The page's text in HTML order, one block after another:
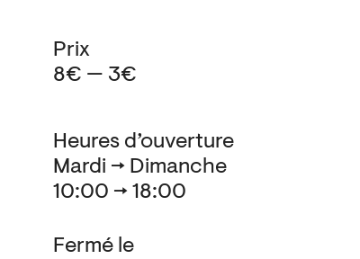
Heures d’ouverture
Mardi → Dimanche
10:00 → 18:00
Fermé le
Prix
8€ — 3€